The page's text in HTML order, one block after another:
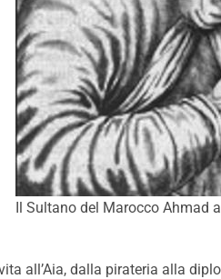
Il Sultano del Marocco Ahmad
all’Aia, dalla pirateria alla